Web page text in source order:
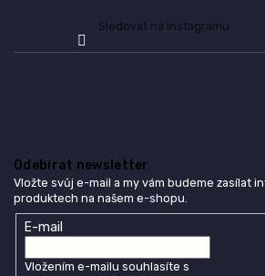
Sledovat na Instagramu
Odebírat newsletter
Vložte svůj e-mail a my vám budeme zasílat
produktech na našem e-shopu.
E-mail
Vložením e-mailu souhlasíte s